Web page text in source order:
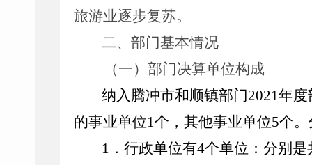
旅游业逐步复苏。
二、部门基本情况
（一）部门决算单位构成
纳入腾冲市和顺镇部门2021年度
的事业单位1个，其他事业单位5个。
1 ．行政单位有4个单位：分别